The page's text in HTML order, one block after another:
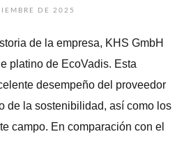
DE 2025
de la empresa, KHS GmbH
platino de EcoVadis. Esta
desempeño del proveedor
de la sostenibilidad, así como los
campo. En comparación con el